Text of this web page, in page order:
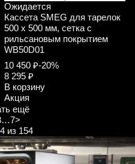
Ожидается
Кассета SMEG для тарелок
500 х 500 мм, сетка с
рильсановым покрытием
WB50D01
10 450 ₽-20%
8 295 ₽
В корзину
Акция
ещё
…7>
из 154